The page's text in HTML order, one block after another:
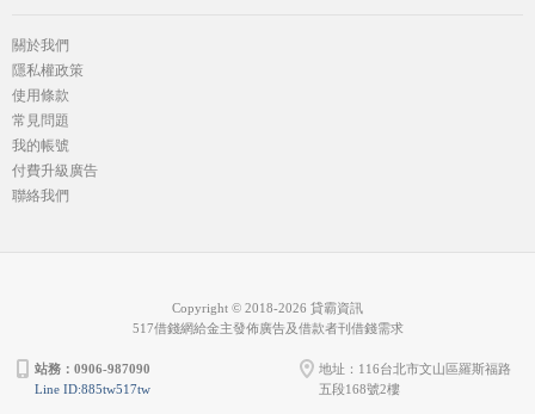
關於我們
隱私權政策
使用條款
常見問題
我的帳號
付費升級廣告
聯絡我們
Copyright © 2018-2026 貸霸資訊
517借錢網給金主發佈廣告及借款者刊借錢需求
站務：0906-987090
Line ID:885tw517tw
地址：116台北市文山區羅斯福路
五段168號2樓